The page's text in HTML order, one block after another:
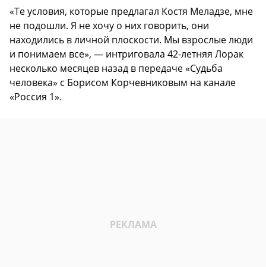
«Те условия, которые предлагал Костя Меладзе, мне
не подошли. Я не хочу о них говорить, они
находились в личной плоскости. Мы взрослые люди
и понимаем все», — интриговала 42-летняя Лорак
несколько месяцев назад в передаче «Судьба
человека» с Борисом Корчевниковым на канале
«Россия 1».